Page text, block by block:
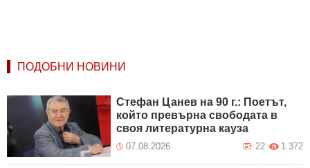
ПОДОБНИ НОВИНИ
Стефан Цанев на 90 г.: Поетът,
който превърна свободата в
своя литературна кауза
07.08.2026 1 372
22